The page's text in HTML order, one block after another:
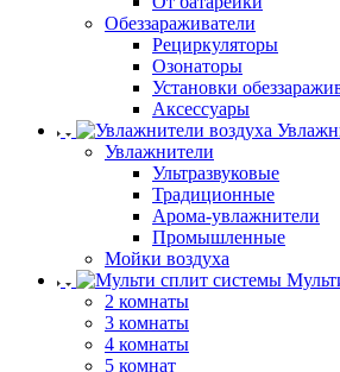
Обеззараживатели
Рециркуляторы
Озонаторы
Установки
Аксессуары
Увлажнители
Ультразвуковые
Традиционные
Арома-увлажнители
Промышленные
Мойки воздуха
2 комнаты
3 комнаты
4 комнаты
5 комнат